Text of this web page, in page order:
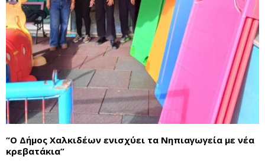
“Ο Δήμος Χαλκιδέων ενισχύει τα Νηπιαγωγεία με νέα
κρεβατάκια”